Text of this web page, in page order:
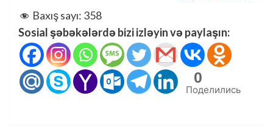
Baxış sayı: 358
Sosial şəbəkələrdə bizi izləyin və paylaşın:
0
Поделились